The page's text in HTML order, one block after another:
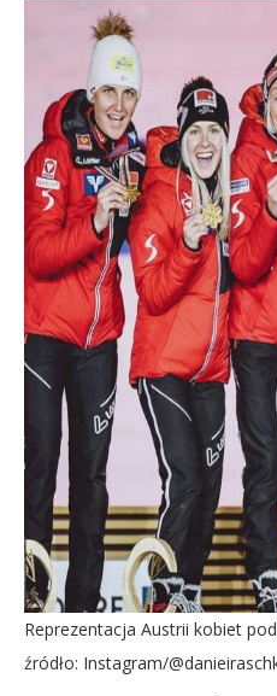
Reprezentacja Austrii kobiet
źródło: Instagram/